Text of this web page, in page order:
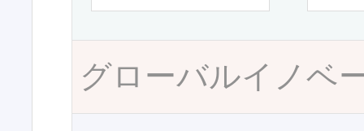
グローバルイノベ